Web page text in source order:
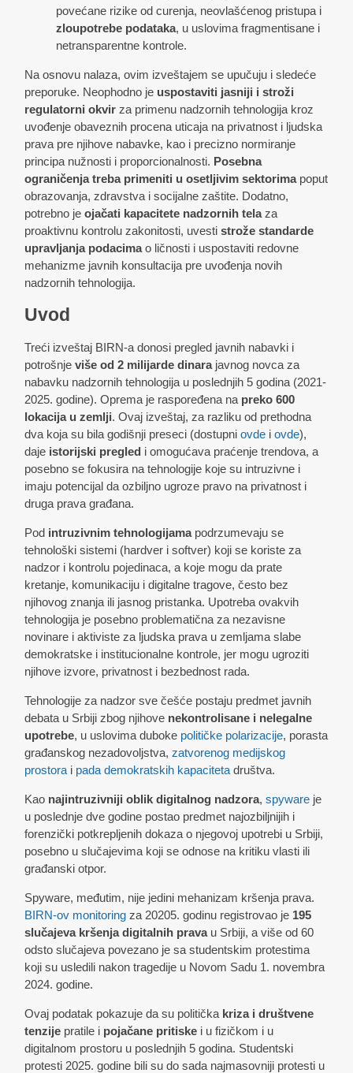
povećane rizike od curenja, neovlašćenog pristupa i
zloupotrebe podataka, u uslovima fragmentisane i
netransparentne kontrole.
Na osnovu nalaza, ovim izveštajem se upučuju i sledeće
preporuke. Neophodno je uspostaviti jasniji i stroži
regulatorni okvirza primenu nadzornih tehnologija kroz
uvođenje obaveznih procena uticaja na privatnost i ljudska
prava pre njihove nabavke, kao i precizno normiranje
principa nužnosti i proporcionalnosti. Posebna
ograničenja treba primeniti u osetljivim sektorimapoput
obrazovanja, zdravstva i socijalne zaštite. Dodatno,
potrebno jeojačati kapacitete nadzornih telaza
proaktivnu kontrolu zakonitosti, uvestistrože standarde
upravljanja podacimao ličnosti i uspostaviti redovne
mehanizme javnih konsultacija pre uvođenja novih
nadzornih tehnologija.
Uvod
Treći izveštaj BIRN-a donosi pregled javnih nabavki i
potrošnjeviše od 2 milijarde dinara javnog novca za
nabavku nadzornih tehnologija u poslednjih 5 godina (2021-
2025. godine). Oprema je raspoređena na preko 600
lokacija u zemlji. Ovaj izveštaj, za razliku od prethodna
dva koja su bila godišnji preseci (dostupniovde iovde),
daje istorijski pregled i omogućava praćenje trendova, a
posebno se fokusira na tehnologije koje su intruzivne i
imaju potencijal da ozbiljno ugroze pravo na privatnost i
druga prava građana.
Pod intruzivnim tehnologijamapodrzumevaju se
tehnološki sistemi (hardver i softver) koji se koriste za
nadzor i kontrolu pojedinaca, a koje mogu da prate
kretanje, komunikaciju i digitalne tragove, često bez
njihovog znanja ili jasnog pristanka. Upotreba ovakvih
tehnologija je posebno problematična za nezavisne
novinare i aktiviste za ljudska prava u zemljama slabe
demokratske i institucionalne kontrole, jer mogu ugroziti
njihove izvore, privatnost i bezbednost rada.
Tehnologije za nadzor sve češće postaju predmet javnih
debata u Srbiji zbog njihove nekontrolisane i nelegalne
upotrebe, u uslovima duboke političke polarizacije, porasta
građanskog nezadovoljstva,zatvorenog medijskog
prostora i pada demokratskih kapaciteta društva.
Kao najintruzivniji oblik digitalnog nadzora,spyware je
u poslednje dve godine postao predmet najozbiljnijih i
forenzički potkrepljenih dokaza o njegovoj upotrebi u Srbiji,
posebno u slučajevima koji se odnose na kritiku vlasti ili
građanski otpor.
Spyware, međutim, nije jedini mehanizam kršenja prava.
BIRN-ov monitoring za 20205. godinu registrovao je 195
slučajeva kršenja digitalnih pravau Srbiji, a više od 60
odsto slučajeva povezano je sa studentskim protestima
koji su usledili nakon tragedije u Novom Sadu 1. novembra
2024. godine.
Ovaj podatak pokazuje da su politička kriza i društvene
tenzije pratile i pojačane pritiske i u fizičkom i u
digitalnom prostoru u poslednjih 5 godina. Studentski
protesti 2025. godine bili su do sada najmasovniji protesti u